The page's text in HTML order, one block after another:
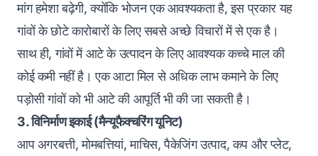
मांग हमेशा बढ़ेगी, क्योंकि भोजन एक आवश्यकता है, इस प्रकार यह
गांवों के छोटे कारोबारों के लिए सबसे अच्छे विचारों में से एक है।
साथ ही, गांवों में आटे के उत्पादन के लिए आवश्यक कच्चे माल की
कोई कमी नहीं है। एक आटा मिल से अधिक लाभ कमाने के लिए
पड़ोसी गांवों को भी आटे की आपूर्ति भी की जा सकती है।
3. विनिर्माण इकाई (मैन्यूफैक्चरिंग यूनिट)
आप अगरबत्ती, मोमबत्तियां, माचिस, पैकेजिंग उत्पाद, कप और प्लेट,